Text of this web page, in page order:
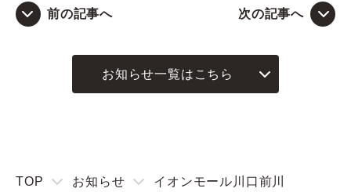
前の記事へ 次の記事へ
お知らせ一覧はこちら
TOP お知らせ
イオンモール川口前川